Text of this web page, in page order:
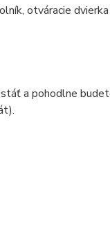
otváracie
a pohodlne